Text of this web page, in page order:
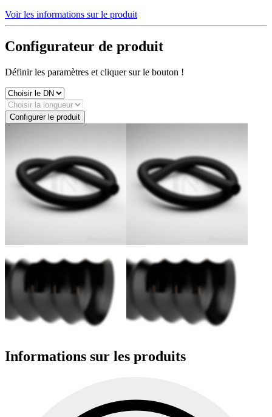
Voir les informations sur le produit
Configurateur de produit
Définir les paramètres et cliquer sur le bouton !
Configurer le produit
Informations sur les produits